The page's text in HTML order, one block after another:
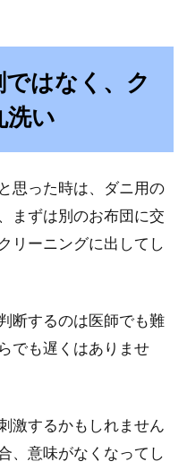
るとき、国産のものか、また
ど外国産のものにしようか、悩
テーブルの形が丸！使い
良し悪しは！？
はテーブルの大きさや形に悩む
よ...
洗うと浮く？枕の洗濯
意点は何？
はなく、ク
洗い
思った時は、ダニ用の
まずは別のお布団に交
リーニングに出してし
断するのは医師でも難
でも遅くはありませ
激するかもしれません
、意味がなくなってし